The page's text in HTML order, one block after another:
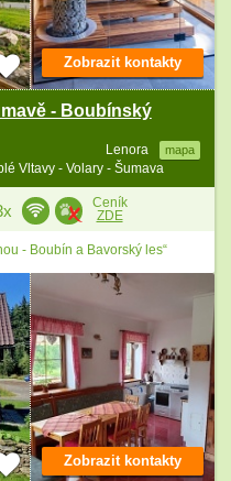
- Boubínský
Lenora mapa
Vltavy - Volary - Šumava
Zobrazit kontakty
Ceník
ZDE
- Boubín a Bavorský les“
Zobrazit kontakty